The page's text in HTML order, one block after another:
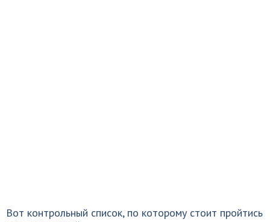
Вот контрольный список, по которому стоит пройтись